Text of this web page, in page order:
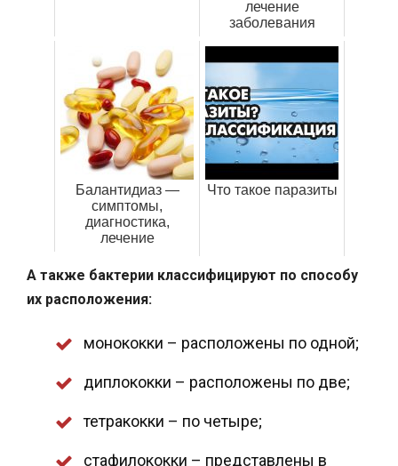
лечение
заболевания
Балантидиаз —
симптомы,
диагностика,
лечение
Что такое паразиты
А также бактерии классифицируют по способу
их расположения:
монококки – расположены по одной;
диплококки – расположены по две;
тетракокки – по четыре;
стафилококки – представлены в